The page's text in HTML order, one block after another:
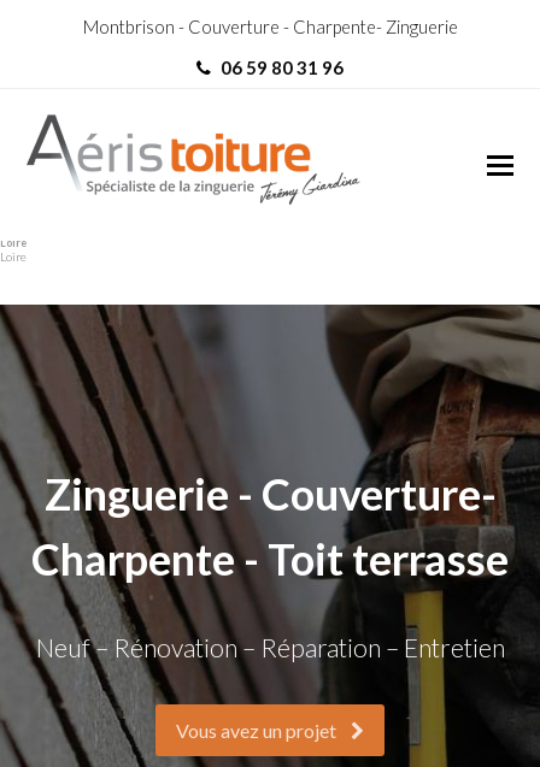
Montbrison - Couverture - Charpente- Zinguerie
06 59 80 31 96
Loire
Loire
Zinguerie - Couverture-
Charpente - Toit terrasse
Neuf – Rénovation – Réparation – Entretien
Vous avez un projet